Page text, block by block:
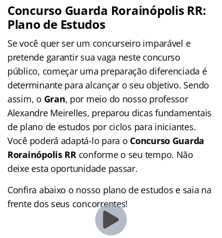
Concurso Guarda Rorainópolis RR:
Plano de Estudos
Se você quer ser um concurseiro imparável e
pretende garantir sua vaga neste concurso
público, começar uma preparação diferenciada é
determinante para alcançar o seu objetivo. Sendo
assim, o Gran, por meio do nosso professor
Alexandre Meirelles, preparou dicas fundamentais
de plano de estudos por ciclos para iniciantes.
Você poderá adaptá-lo para o Concurso Guarda
Rorainópolis RR conforme o seu tempo. Não
deixe esta oportunidade passar.
Confira abaixo o nosso plano de estudos e saia na
frente dos seus concorrentes!